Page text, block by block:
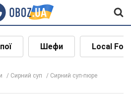
Шефи Local
Сирний суп Сирний суп-пюре